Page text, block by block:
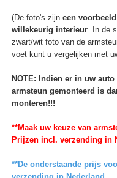
(De foto's zijn een voorbeeld
willekeurig interieur. In de
zwart/wit foto van de
voet kunt u vergelijken met
NOTE: Indien er in uw
armsteun gemonteerd is
monteren!!!
**Maak uw keuze van
Prijzen incl. verzending in
**De onderstaande prijs